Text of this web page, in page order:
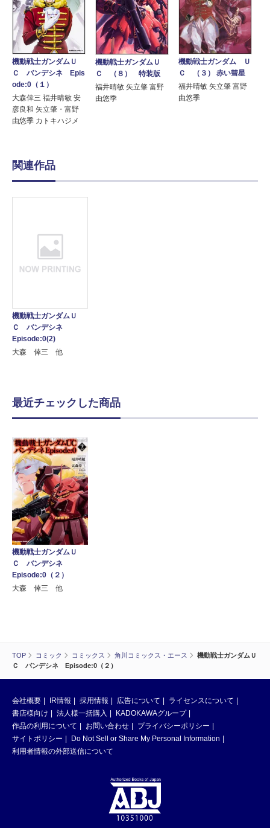
TOP コミック コミックス 角川コミックス・エース
機動戦士ガンダムＵ
Ｃ バンデシネ Episode:0（２）
機動戦士ガンダムＵ
Ｃ バンデシネ Epis
ode:0（１）
大森倖三 福井晴敏 安
彦良和 矢立肇・富野
由悠季 カトキハジメ
機動戦士ガンダムＵ
Ｃ （８） 特装版
福井晴敏 矢立肇 富野
由悠季
機動戦士ガンダム Ｕ
Ｃ （３） 赤い彗星
福井晴敏 矢立肇 富野
由悠季
関連作品
機動戦士ガンダムＵ
Ｃ バンデシネ
Episode:0(2)
大森 倖三 他
最近チェックした商品
機動戦士ガンダムＵ
Ｃ バンデシネ
Episode:0（２）
大森 倖三 他
会社概要 IR情報 採用情報 広告について
ライセンスについて
書店様向け
法人様一括購入
KADOKAWAグループ
作品の利用について
お問い合わせ
プライバシーポリシー
サイトポリシー
Do Not Sell or Share My Personal Information
利用者情報の外部送信について